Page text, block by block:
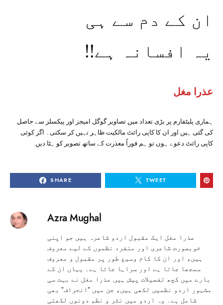
ان کے دم سے ہی
!!یہ افسانہ ہے
عذرا مغل
ہماری پلیٹفارم پر بڑی تعداد میں تصاویر گوگل امیجز اور پیکسلز سے حاصل
کی گئی ہیں اور ان کا کاپی رائٹ مالکیت ظاہر نہیں کر سکتی۔ اگر کوئی
کاپی رائٹ دعوے ہوں تو ہم فوراً معذرت کے ساتھ تصویر کو ہٹا دیں
SHARE TWEET
Azra Mughal
عذرا مغل ایک مقبول اردو شاعرہ ہیں جو اپنی
خوبصورت شاعری اور منفرد نظموں کے لیے معروف
ہیں، اور ان کا کام وسیع طور پر مقبول و معروف
سمجھا جاتا ہے اور سراہا جاتا ہے۔ یہاں ان کے
بارے میں کچھ تفصیلات پیش ہیں عذرا مغل نے بہت سی
مشہور اردو نظمیں لکھی ہیں، جن میں "انحراف" بھی
شامل ہے۔ وہ اردو میں نثر و نظم دونوں لکھتی